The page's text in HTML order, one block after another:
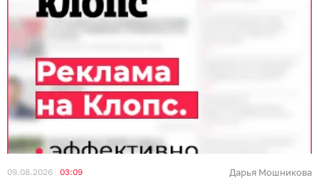
09.08.2026 03:09 Дарья Мошникова